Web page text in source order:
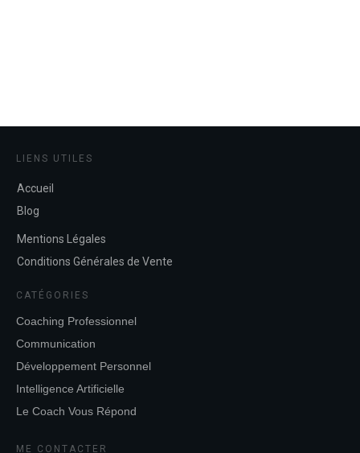
LIENS UTILES
Accueil
Blog
Mentions Légales
Conditions Générales de Vente
CATÉGORIES
Coaching Professionnel
Communication
Développement Personnel
Intelligence Artificielle
Le Coach Vous Répond
ME CONTACTER